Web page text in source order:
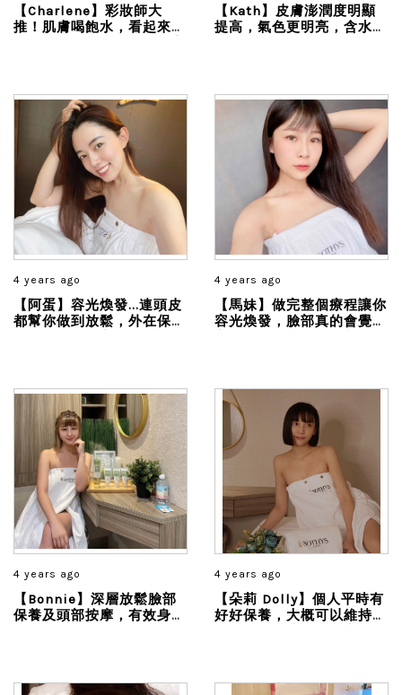
【Charlene】彩妝師大
推！肌膚喝飽水，看起來膨
【Kath】皮膚澎潤度明顯
提高，氣色更明亮，含水度
4 years ago
【阿蛋】容光煥發...連頭皮
都幫你做到放鬆，外在保養
4 years ago
【馬妹】做完整個療程讓你
容光煥發，臉部真的會覺得
4 years ago
【Bonnie】深層放鬆臉部
保養及頭部按摩，有效身心
4 years ago
【朵莉 Dolly】個人平時有
好好保養，大概可以維持一
望...